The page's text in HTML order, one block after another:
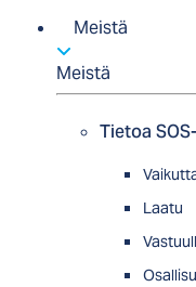
Meistä
Meistä
Tietoa
Laatu